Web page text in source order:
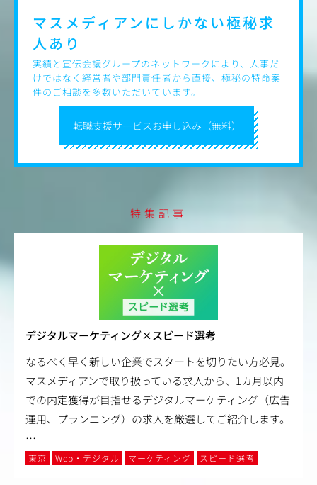
広告事業のプロフェッショナルを目指すという一つのスペ
シャリストキャリアや、
イベント事業領域やHR領域の営業など、将来的に幅広いキ
ャリアパスが可能
（異動・出向によるキャリア形成、グループ内外において
の人事交流などもあり）
転職支援サービスお申し込み（無料）
マスメディアンにしかない極秘求
人あり
実績と宣伝会議グループのネットワークにより、人事だ
けではなく経営者や部門責任者から直接、極秘の特命案
件のご相談を多数いただいています。
特集記事
デジタルマーケティング×スピード選考
なるべく早く新しい企業でスタートを切りたい方必見。
マスメディアンで取り扱っている求人から、1カ月以内
での内定獲得が目指せるデジタルマーケティング（広告
運用、プランニング）の求人を厳選してご紹介します。
…
東京 Web・デジタル マーケティング スピード選考